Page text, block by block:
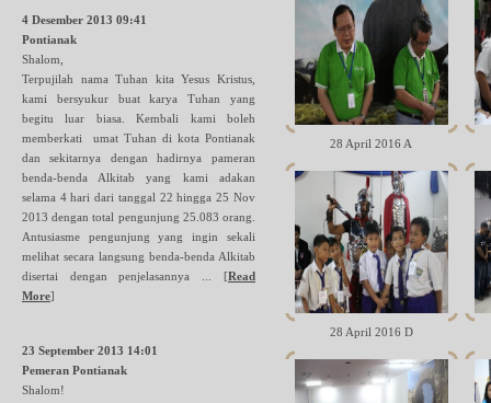
4 Desember 2013 09:41
Pontianak
Shalom,
Terpujilah nama Tuhan kita Yesus Kristus,
kami bersyukur buat karya Tuhan yang
begitu luar biasa. Kembali kami boleh
memberkati umat Tuhan di kota Pontianak
dan sekitarnya dengan hadirnya pameran
benda-benda Alkitab yang kami adakan
selama 4 hari dari tanggal 22 hingga 25 Nov
2013 dengan total pengunjung 25.083 orang.
Antusiasme pengunjung yang ingin sekali
melihat secara langsung benda-benda Alkitab
disertai dengan penjelasannya ... [Read
More]
23 September 2013 14:01
Pemeran Pontianak
Shalom!
28 April 2016 A
28 April 2016 D